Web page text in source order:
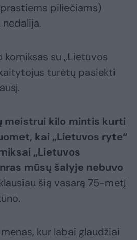
piliečiams)
komiksas su „Lietuvos
turėtų pasiekti
meistrui kilo mintis kurti
kai „Lietuvos ryte“
„Lietuvos
mūsų šalyje nebuvo
šią vasarą 75-metį
kur labai glaudžiai